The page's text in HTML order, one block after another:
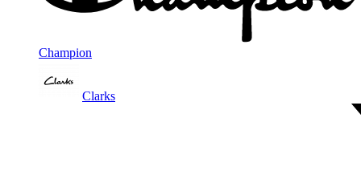
Champion
Clarks